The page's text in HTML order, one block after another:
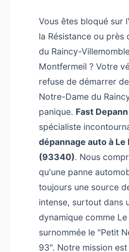
Vous êtes bloqué sur
la Résistance ou près
du Raincy-
Montfermeil ? Votre
refuse de démarrer
Notre-Dame du
panique. Fast Depann
spécialiste
dépannage auto à Le
(93340). Nous
qu'une panne
toujours une source
intense, surtout dans
dynamique comme Le
surnommée le "Petit
93". Notre mission est